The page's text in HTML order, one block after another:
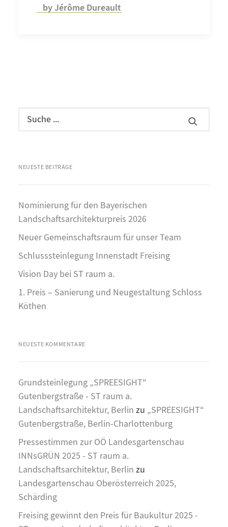
by Jérôme Dureault
NEUESTE BEITRÄGE
Nominierung für den Bayerischen
Landschaftsarchitekturpreis 2026
Neuer Gemeinschaftsraum für unser Team
Schlusssteinlegung Innenstadt Freising
Vision Day bei ST raum a.
1. Preis – Sanierung und Neugestaltung Schloss
Köthen
NEUESTE KOMMENTARE
Grundsteinlegung „SPREESIGHT“
Gutenbergstraße - ST raum a.
Landschaftsarchitektur, Berlin zu „SPREESIGHT“
Gutenbergstraße, Berlin-Charlottenburg
Pressestimmen zur OÖ Landesgartenschau
INNsGRÜN 2025 - ST raum a.
Landschaftsarchitektur, Berlin zu
Landesgartenschau Oberösterreich 2025,
Schärding
Freising gewinnt den Preis für Baukultur 2025 -